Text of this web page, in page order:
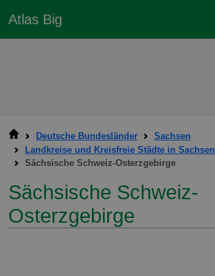
Atlas Big
Deutsche Bundesländer
Sachsen
Landkreise und Kreisfreie Städte in Sachsen
Sächsische Schweiz-Osterzgebirge
Sächsische Schweiz-
Osterzgebirge